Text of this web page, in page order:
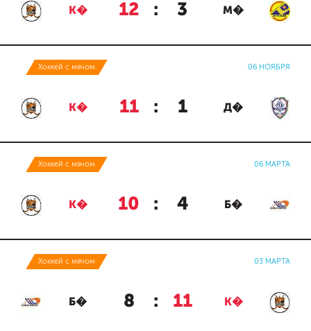
К� 12 : 3 М�
Хоккей с мячом 06 НОЯБРЯ
К� 11 : 1 Д�
Хоккей с мячом 06 МАРТА
К� 10 : 4 Б�
Хоккей с мячом 03 МАРТА
Б� 8 : 11 К�